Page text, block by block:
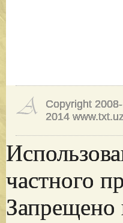
Copyright 2008-
2014
частного
Запрещено